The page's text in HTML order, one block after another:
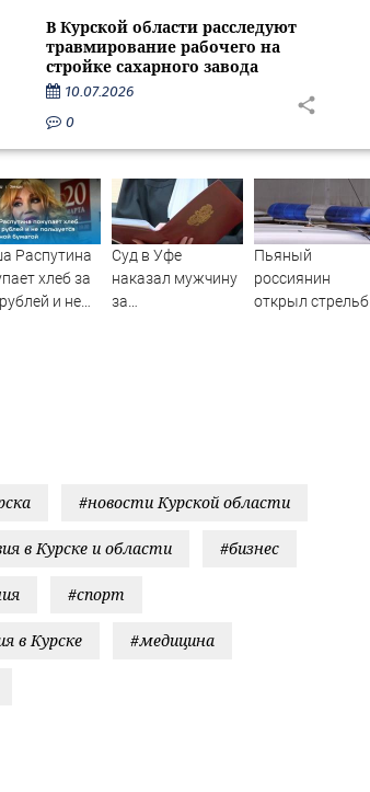
В Курской области расследуют
травмирование рабочего на
стройке сахарного завода
10.07.2026
0
Распутина
хлеб за
и не
Суд в Уфе
наказал мужчину
за
Пьяный
россиянин
открыл стрельбу
#новости Курской области
в Курске и области #бизнес
#спорт
в Курске #медицина